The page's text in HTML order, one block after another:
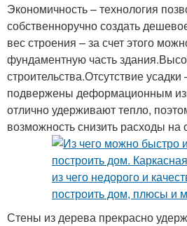
Экономичность – технология
собственноручно создать
вес строения – за счет этого
фундаментную часть
строительства.Отсутствие
подвержены деформационным
отлично удерживают тепло,
возможность снизить расходы на
Стены из дерева прекрасно